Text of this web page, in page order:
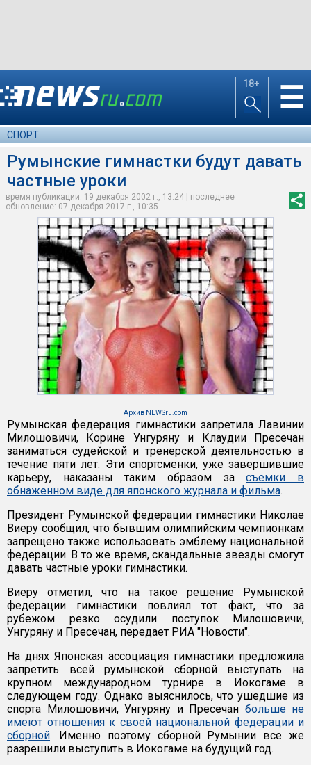
18+ ☰
СПОРТ
Румынские гимнастки будут давать
частные уроки
время публикации: 19 декабря 2002 г., 13:24 | последнее
обновление: 07 декабря 2017 г., 10:35
Архив NEWSru.com
Румынская федерация гимнастики запретила Лавинии
Милошовичи, Корине Унгуряну и Клаудии Пресечан
заниматься судейской и тренерской деятельностью в
течение пяти лет. Эти спортсменки, уже завершившие
карьеру, наказаны таким образом засъемки в
обнаженном виде для японского журнала и фильма.
Президент Румынской федерации гимнастики Николае
Виеру сообщил, что бывшим олимпийским чемпионкам
запрещено также использовать эмблему национальной
федерации. В то же время, скандальные звезды смогут
давать частные уроки гимнастики.
Виеру отметил, что на такое решение Румынской
федерации гимнастики повлиял тот факт, что за
рубежом резко осудили поступок Милошовичи,
Унгуряну и Пресечан, передает РИА "Новости".
На днях Японская ассоциация гимнастики предложила
запретить всей румынской сборной выступать на
крупном международном турнире в Иокогаме в
следующем году. Однако выяснилось, что ушедшие из
спорта Милошовичи, Унгуряну и Пресечан больше не
имеют отношения к своей национальной федерации и
сборной. Именно поэтому сборной Румынии все же
разрешили выступить в Иокогаме на будущий год.